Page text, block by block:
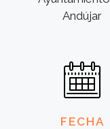
Andújar
FECHA